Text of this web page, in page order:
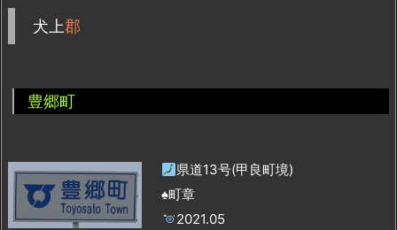
犬上郡
豊郷町
県道13号(甲良町境)
♠町章
2021.05